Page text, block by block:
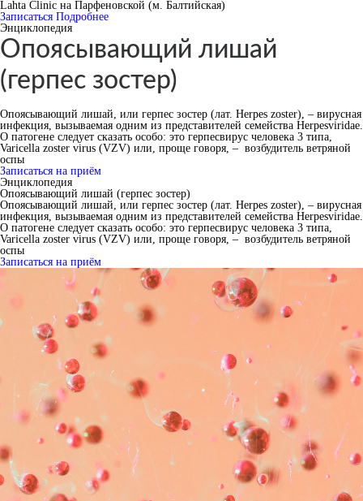
Lahta Clinic на Парфеновской (м. Балтийская)
Записаться Подробнее
Энциклопедия
Опоясывающий лишай
(герпес зостер)
Опоясывающий лишай, или герпес зостер (лат. Herpes zoster), – вирусная
инфекция, вызываемая одним из представителей семейства Herpesviridae.
О патогене следует сказать особо: это герпесвирус человека 3 типа,
Varicella zoster virus (VZV) или, проще говоря, – возбудитель ветряной
оспы
Записаться на приём
Энциклопедия
Опоясывающий лишай (герпес зостер)
Опоясывающий лишай, или герпес зостер (лат. Herpes zoster), – вирусная
инфекция, вызываемая одним из представителей семейства Herpesviridae.
О патогене следует сказать особо: это герпесвирус человека 3 типа,
Varicella zoster virus (VZV) или, проще говоря, – возбудитель ветряной
оспы
Записаться на приём